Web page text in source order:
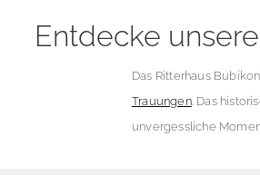
Entdecke unsere
Das Ritterhaus
Trauungen. Das
unvergessliche